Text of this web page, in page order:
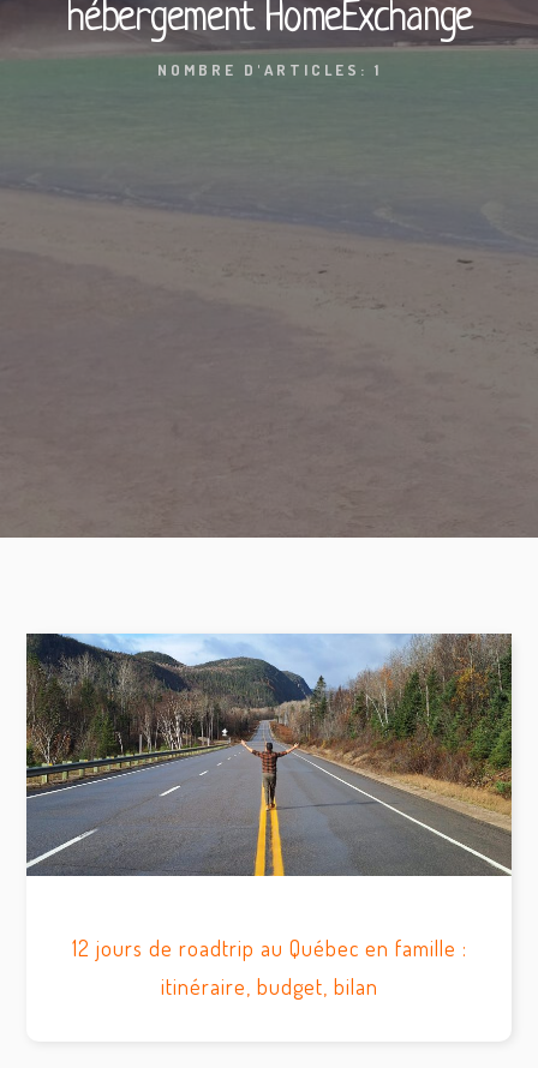
hébergement HomeExchange
NOMBRE D'ARTICLES: 1
12 jours de roadtrip au Québec en famille :
itinéraire, budget, bilan